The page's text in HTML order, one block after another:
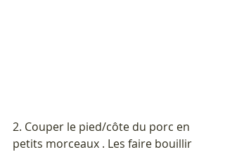
2. Couper le pied/côte du porc en
petits morceaux . Les faire bouillir